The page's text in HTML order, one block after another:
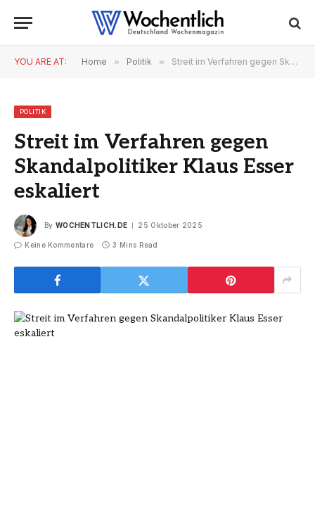
YOU ARE AT: Home » Politik » Streit im Verfahren gegen Skandalpolitiker Klaus Esser eskaliert
POLITIK
Streit im Verfahren gegen
Skandalpolitiker Klaus Esser
eskaliert
By WOCHENTLICH.DE 25 Oktober 2025
Keine Kommentare 3 Mins Read